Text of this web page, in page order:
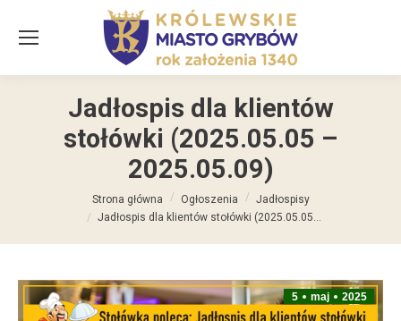
Jadłospis dla klientów
stołówki (2025.05.05 –
2025.05.09)
Strona główna Ogłoszenia
Jadłospisy
Jadłospis dla klientów stołówki (2025.05.05…
maj
5 2025